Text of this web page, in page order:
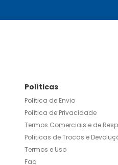
Políticas
Política de Envio
Política de Privacidade
Termos Comerciais e de
Políticas de Trocas e
Termos e Uso
Faq